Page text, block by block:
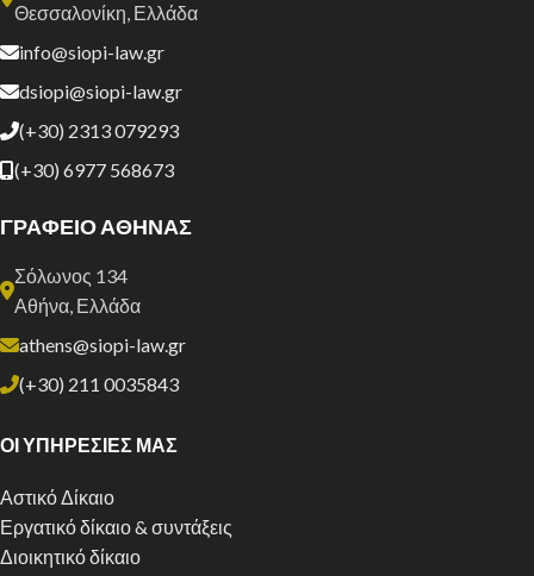
Θεσσαλονίκη, Ελλάδα
info@siopi-law.gr
dsiopi@siopi-law.gr
(+30) 2313 079293
(+30) 6977 568673
ΓΡΑΦΕΙΟ ΑΘΗΝΑΣ
Σόλωνος 134
Αθήνα, Ελλάδα
athens@siopi-law.gr
(+30) 211 0035843
ΟΙ ΥΠΗΡΕΣΙΕΣ ΜΑΣ
Αστικό Δίκαιο
Εργατικό δίκαιο & συντάξεις
Διοικητικό δίκαιο